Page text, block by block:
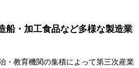
船・加工食品など多様な製造業
・教育機関の集積によって第三次産業